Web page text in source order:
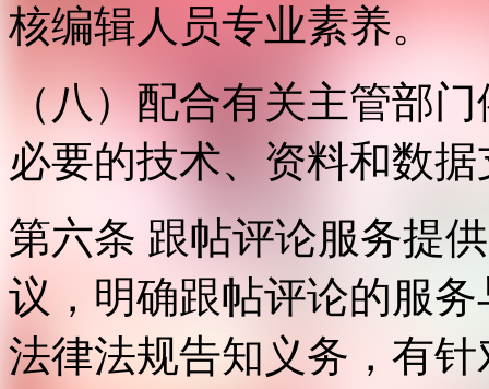
核编辑人员专业素养。
（八）配合有关主管部
必要的技术、资料和数
第六条 跟帖评论服务提
议，明确跟帖评论的服
法律法规告知义务，有